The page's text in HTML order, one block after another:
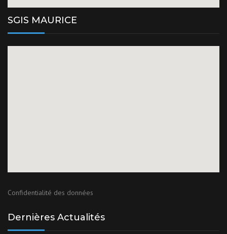
SGIS MAURICE
Confidentialité des données
Dernières Actualités